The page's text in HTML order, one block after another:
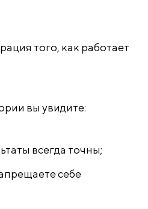
того, как работает
вы увидите:
всегда точны;
себе